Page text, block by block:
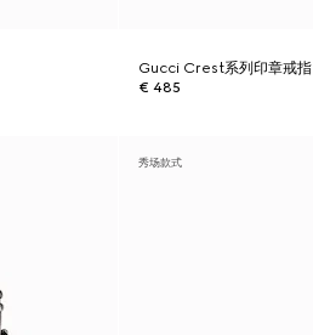
Gucci Crest系列印章戒指
€ 485
秀场款式